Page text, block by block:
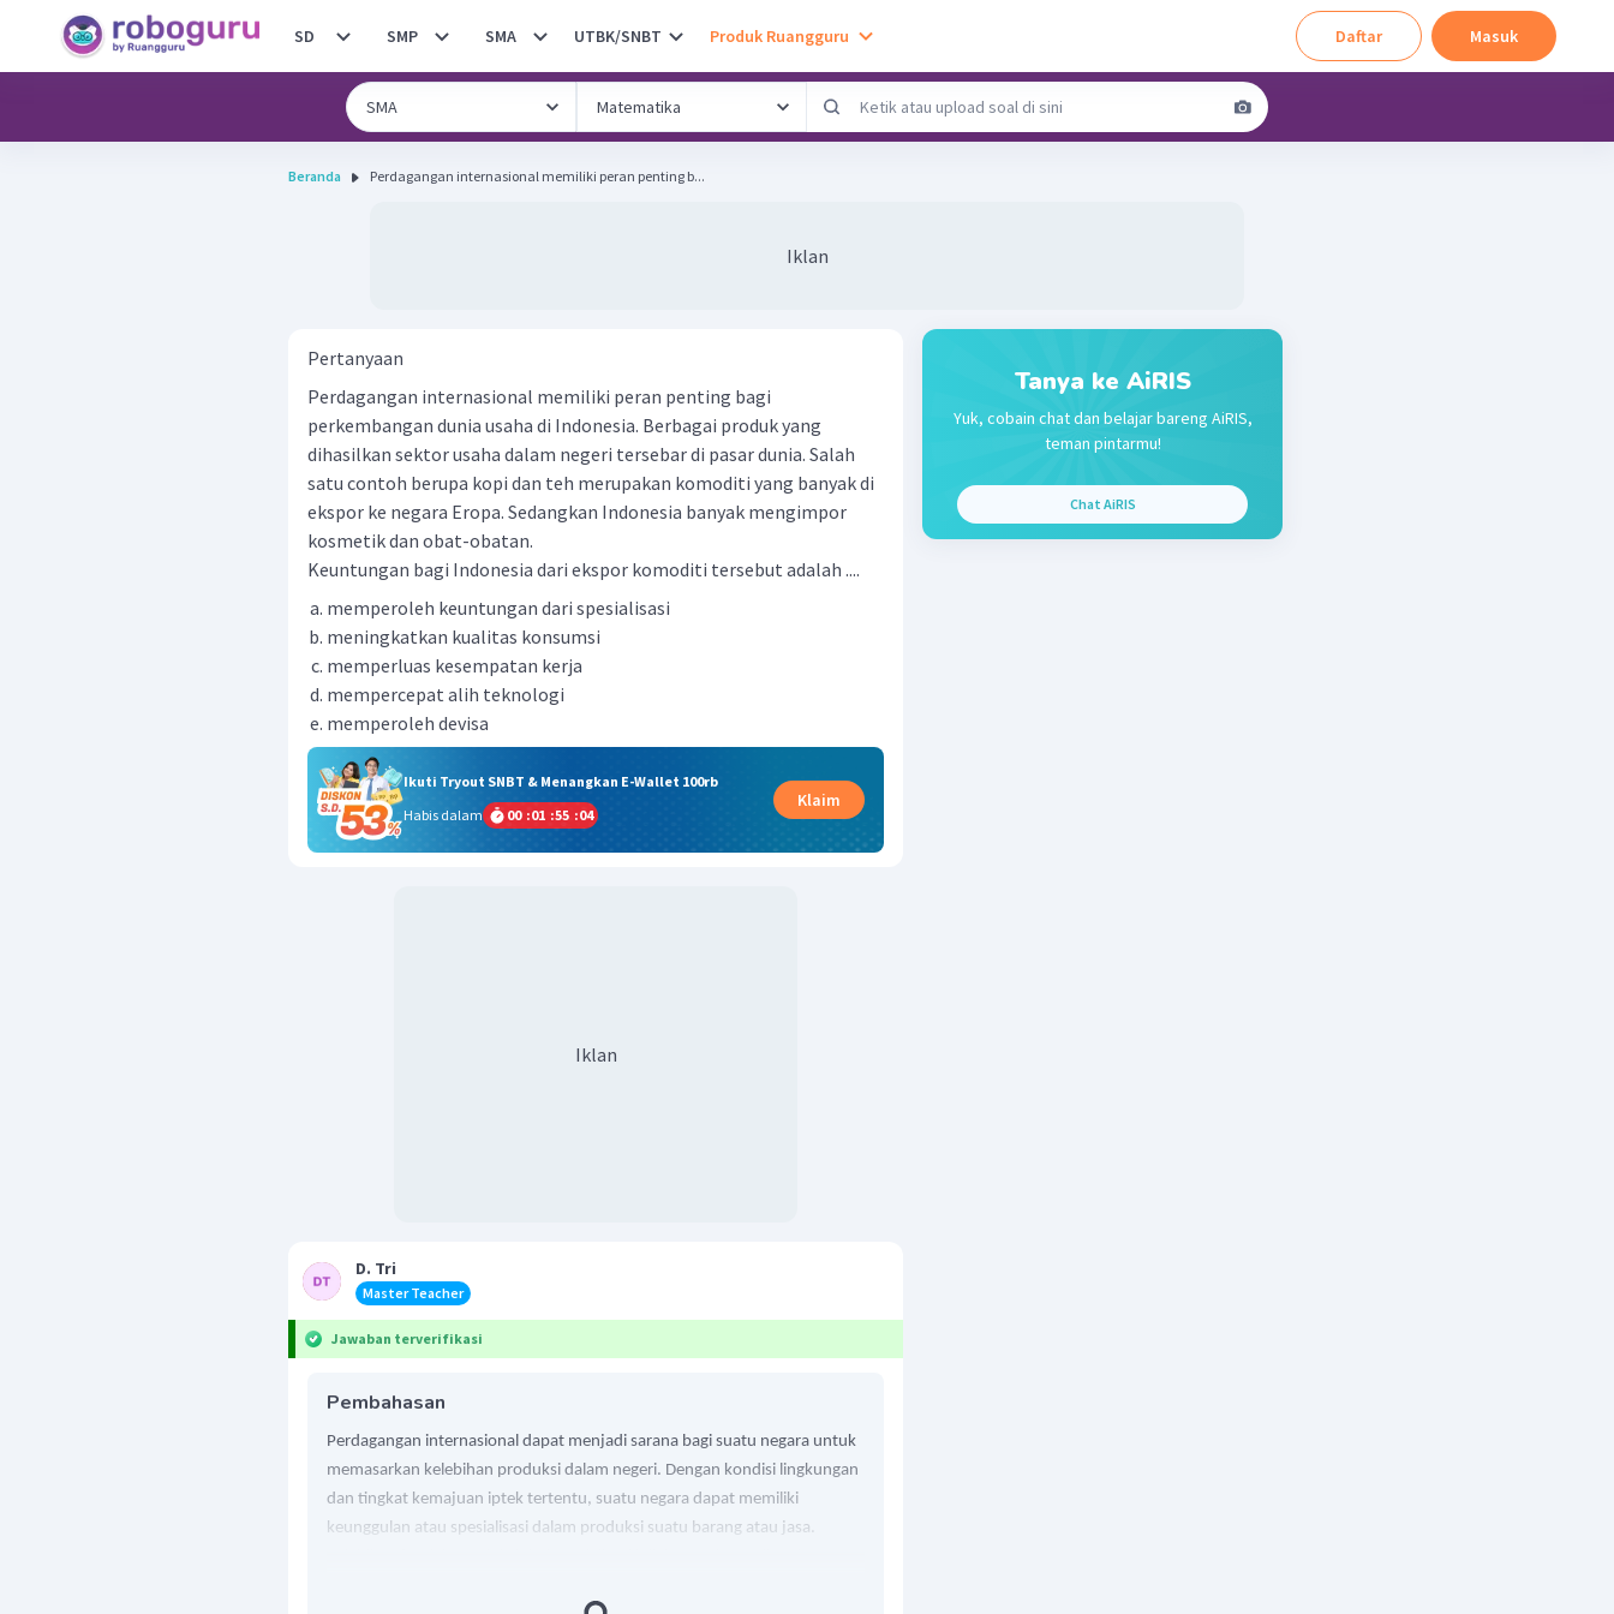
SD SMP SMA UTBK/SNBT Produk Ruangguru Daftar Masuk
Beranda Perdagangan internasional memiliki peran penting b...
Iklan
Pertanyaan
Perdagangan internasional memiliki peran penting bagi
perkembangan dunia usaha di Indonesia. Berbagai produk yang
dihasilkan sektor usaha dalam negeri tersebar di pasar dunia. Salah
satu contoh berupa kopi dan teh merupakan komoditi yang banyak di
ekspor ke negara Eropa. Sedangkan Indonesia banyak mengimpor
kosmetik dan obat-obatan.
Keuntungan bagi Indonesia dari ekspor komoditi tersebut adalah ....
memperoleh keuntungan dari spesialisasi
meningkatkan kualitas konsumsi
memperluas kesempatan kerja
mempercepat alih teknologi
memperoleh devisa
Ikuti Tryout SNBT & Menangkan E-Wallet 100rb
Habis dalam
00 :01 :55 :03
Klaim
Iklan
D. Tri
Master Teacher
Jawaban terverifikasi
Pembahasan
Perdagangan internasional dapat menjadi sarana bagi suatu negara untuk
memasarkan kelebihan produksi dalam negeri. Dengan kondisi lingkungan
dan tingkat kemajuan iptek tertentu, suatu negara dapat memiliki
keunggulan atau spesialisasi dalam produksi suatu barang atau jasa.
Tanya ke AiRIS
Yuk, cobain chat dan belajar bareng AiRIS,
teman pintarmu!
Chat AiRIS